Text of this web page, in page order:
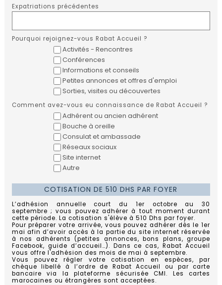
Expatriations précédentes
Pourquoi rejoignez-vous Rabat Accueil ?
Activités - Rencontres
Conférences
Informations et conseils
Petites annonces et offres d'emploi
Sorties, visites ou découvertes
Comment avez-vous eu connaissance de Rabat Accueil ?
Adhérent ou ancien adhérent
Bouche à oreille
Consulat et ambassade
Réseaux sociaux
Site internet
Autre
COTISATION DE 510 DHS PAR FOYER
L’adhésion annuelle court du 1er octobre au 30
septembre ; vous pouvez adhérer à tout moment durant
cette période. La cotisation s'élève à 510 Dhs par foyer.
Pour préparer votre arrivée, vous pouvez adhérer dès le 1er
mai afin d’avoir accès à la partie du site internet réservée
à nos adhérents (petites annonces, bons plans, groupe
Facebook, guide d’accueil…). Dans ce cas, Rabat Accueil
vous offre l'adhésion des mois de mai à septembre.
Vous pouvez régler votre cotisation en espèces, par
chèque libellé à l’ordre de Rabat Accueil ou par carte
bancaire via la plateforme sécurisée CMI. Les cartes
marocaines ou étrangères sont acceptées.